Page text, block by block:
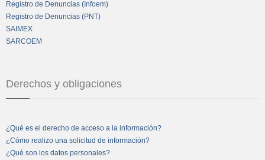
Registro de Denuncias (Infoem)
Registro de Denuncias (PNT)
SAIMEX
SARCOEM
Derechos y obligaciones
¿Qué es el derecho de acceso a la información?
¿Cómo realizo una solicitud de información?
¿Qué son los datos personales?